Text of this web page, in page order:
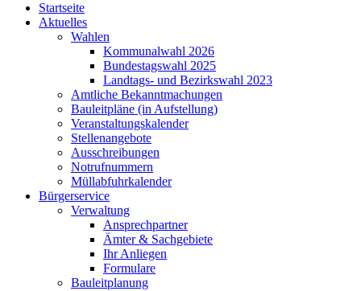
Startseite
Aktuelles
Wahlen
Kommunalwahl 2026
Bundestagswahl 2025
Landtags- und Bezirkswahl 2023
Amtliche Bekanntmachungen
Bauleitpläne (in Aufstellung)
Veranstaltungskalender
Stellenangebote
Ausschreibungen
Notrufnummern
Müllabfuhrkalender
Bürgerservice
Verwaltung
Ansprechpartner
Ämter & Sachgebiete
Ihr Anliegen
Formulare
Bauleitplanung